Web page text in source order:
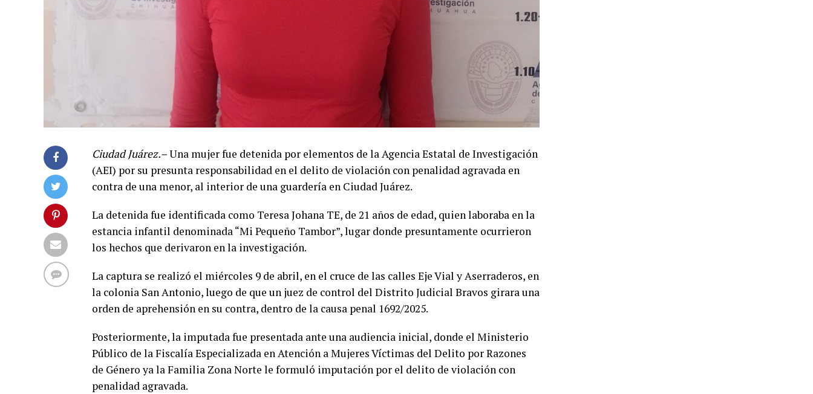
Ciudad Juárez.–Una mujer fue detenida por elementos de la Agencia Estatal de Investigación
(AEI) por su presunta responsabilidad en el delito de violación con penalidad agravada en
contra de una menor, al interior de una guardería en Ciudad Juárez.
La detenida fue identificada como Teresa Johana TE, de 21 años de edad, quien laboraba en la
estancia infantil denominada “Mi Pequeño Tambor”, lugar donde presuntamente ocurrieron
los hechos que derivaron en la investigación.
La captura se realizó el miércoles 9 de abril, en el cruce de las calles Eje Vial y Aserraderos, en
la colonia San Antonio, luego de que un juez de control del Distrito Judicial Bravos girara una
orden de aprehensión en su contra, dentro de la causa penal 1692/2025.
Posteriormente, la imputada fue presentada ante una audiencia inicial, donde el Ministerio
Público de la Fiscalía Especializada en Atención a Mujeres Víctimas del Delito por Razones
de Género ya la Familia Zona Norte le formuló imputación por el delito de violación con
penalidad agravada.